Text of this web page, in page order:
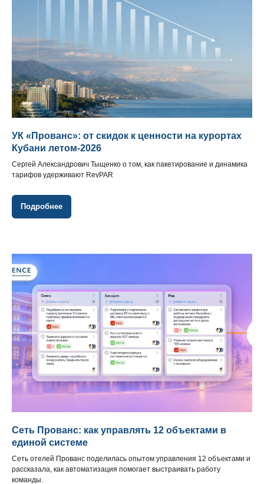
УК «Прованс»: от скидок к ценности на курортах
Кубани летом‑2026
Сергей Александрович Тыщенко о том, как пакетирование и динамика
тарифов удерживают RevPAR
Подробнее
Сеть Прованс: как управлять 12 объектами в
единой системе
Сеть отелей Прованс поделилась опытом управления 12 объектами и
рассказала, как автоматизация помогает выстраивать работу
команды.